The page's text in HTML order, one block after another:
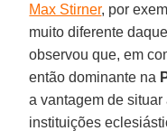
Max Stirner, por
muito diferente
observou que, em
então dominante na
a vantagem de
instituições